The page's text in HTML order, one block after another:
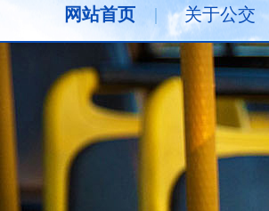
网站首页 | 关于公交